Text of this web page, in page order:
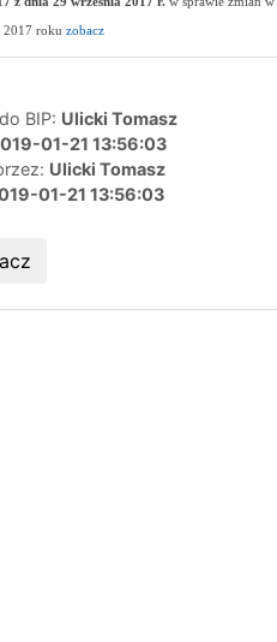
2017 roku zobacz
BIP: Ulicki Tomasz
01-21 13:56:03
Ulicki Tomasz
01-21 13:56:03